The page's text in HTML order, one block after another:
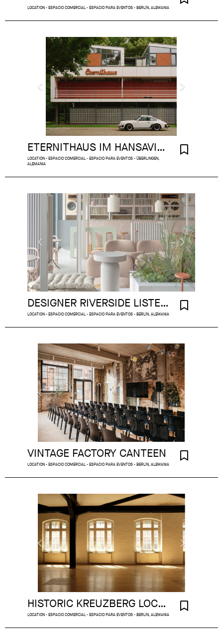
LOCATION - ESPACIO COMERCIAL - ESPACIO PARA EVENTOS - BERLÍN, ALEMANIA
ETERNITHAUS IM HANSAVIERTEL
LOCATION - ESPACIO COMERCIAL - ESPACIO PARA EVENTOS - ÜBERLINGEN,
ALEMANIA
DESIGNER RIVERSIDE LISTENING BAR
LOCATION - ESPACIO COMERCIAL - ESPACIO PARA EVENTOS - BERLÍN, ALEMANIA
VINTAGE FACTORY CANTEEN
LOCATION - ESPACIO COMERCIAL - ESPACIO PARA EVENTOS - BERLÍN, ALEMANIA
HISTORIC KREUZBERG LOCATION
LOCATION - ESPACIO COMERCIAL - ESPACIO PARA EVENTOS - BERLÍN, ALEMANIA